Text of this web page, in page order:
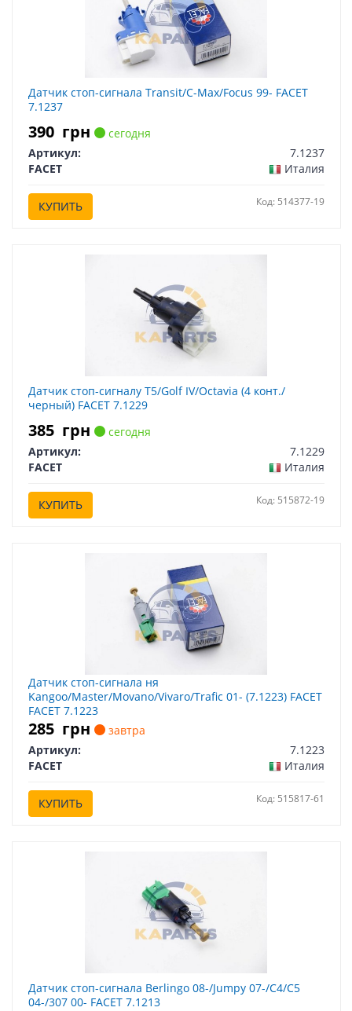
Датчик стоп-сигнала Transit/C-Max/Focus 99- FACET
7.1237
390 грн
сегодня
Артикул:
7.1237
FACET
Италия
КУПИТЬ Код: 514377-19
Датчик стоп-сигналу T5/Golf IV/Octavia (4 конт./
черный) FACET 7.1229
385 грн
сегодня
Артикул:
7.1229
FACET
Италия
КУПИТЬ Код: 515872-19
Датчик стоп-сигнала ня
Kangoo/Master/Movano/Vivaro/Trafic 01- (7.1223) FACET
FACET 7.1223
285 грн
завтра
Артикул:
7.1223
FACET
Италия
КУПИТЬ Код: 515817-61
Датчик стоп-сигнала Berlingo 08-/Jumpy 07-/C4/C5
04-/307 00- FACET 7.1213